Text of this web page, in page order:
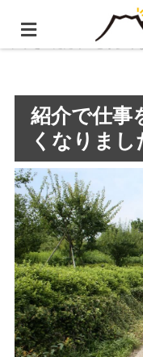
ホーム 静岡県
仕事をいただくことが多く
紹介で仕事
くなりまし